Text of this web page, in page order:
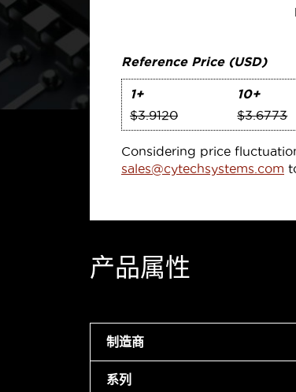
Reference Price (USD)
1+
$3.9120
10+
$3.6773
Considering price
sales@cytechsystems.com
产品属性
制造商
系列